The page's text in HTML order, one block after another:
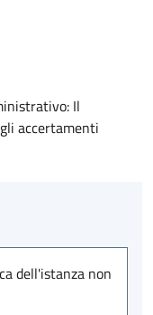
Il
accertamenti
dell'istanza non